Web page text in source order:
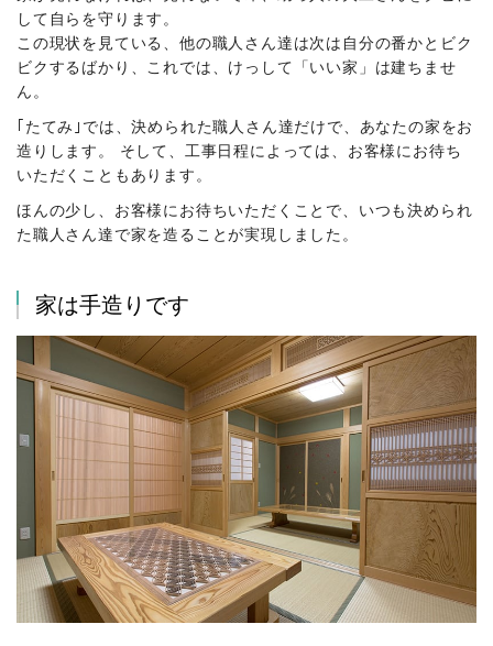
して自らを守ります。
この現状を見ている、他の職人さん達は次は自分の番かとビク
ビクするばかり、これでは、けっして「いい家」は建ちませ
ん。
｢たてみ｣では、決められた職人さん達だけで、あなたの家をお
造りします。 そして、工事日程によっては、お客様にお待ち
いただくこともあります。
ほんの少し、お客様にお待ちいただくことで、いつも決められ
た職人さん達で家を造ることが実現しました。
家は手造りです